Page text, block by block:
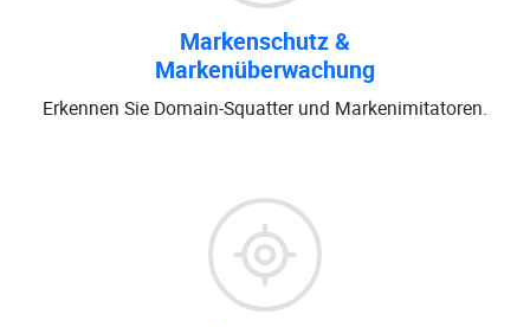
Markenschutz &
Markenüberwachung
Erkennen Sie Domain-Squatter und Markenimitatoren.